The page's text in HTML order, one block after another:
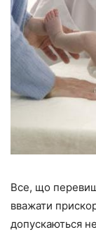
Все, що
вважати
допускаються